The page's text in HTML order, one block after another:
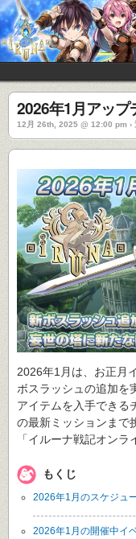
2026年1月アップ
12月 26th, 2025 @ 12:00 pm ›
2026年1月は、お正月
ボスラッシュの追加を
アイテムを入手できる
の最新ミッションまで
「イルーナ戦記オンラ
もくじ
2026年1月のスケジュ
2026年1月の開催中イ